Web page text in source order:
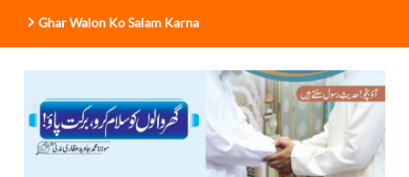
Ghar Walon Ko Salam Karna